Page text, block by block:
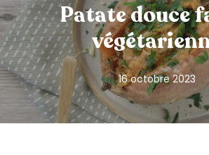
Patate douce
16 octobre 2023